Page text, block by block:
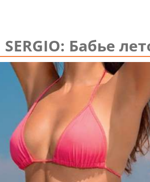
Бабье